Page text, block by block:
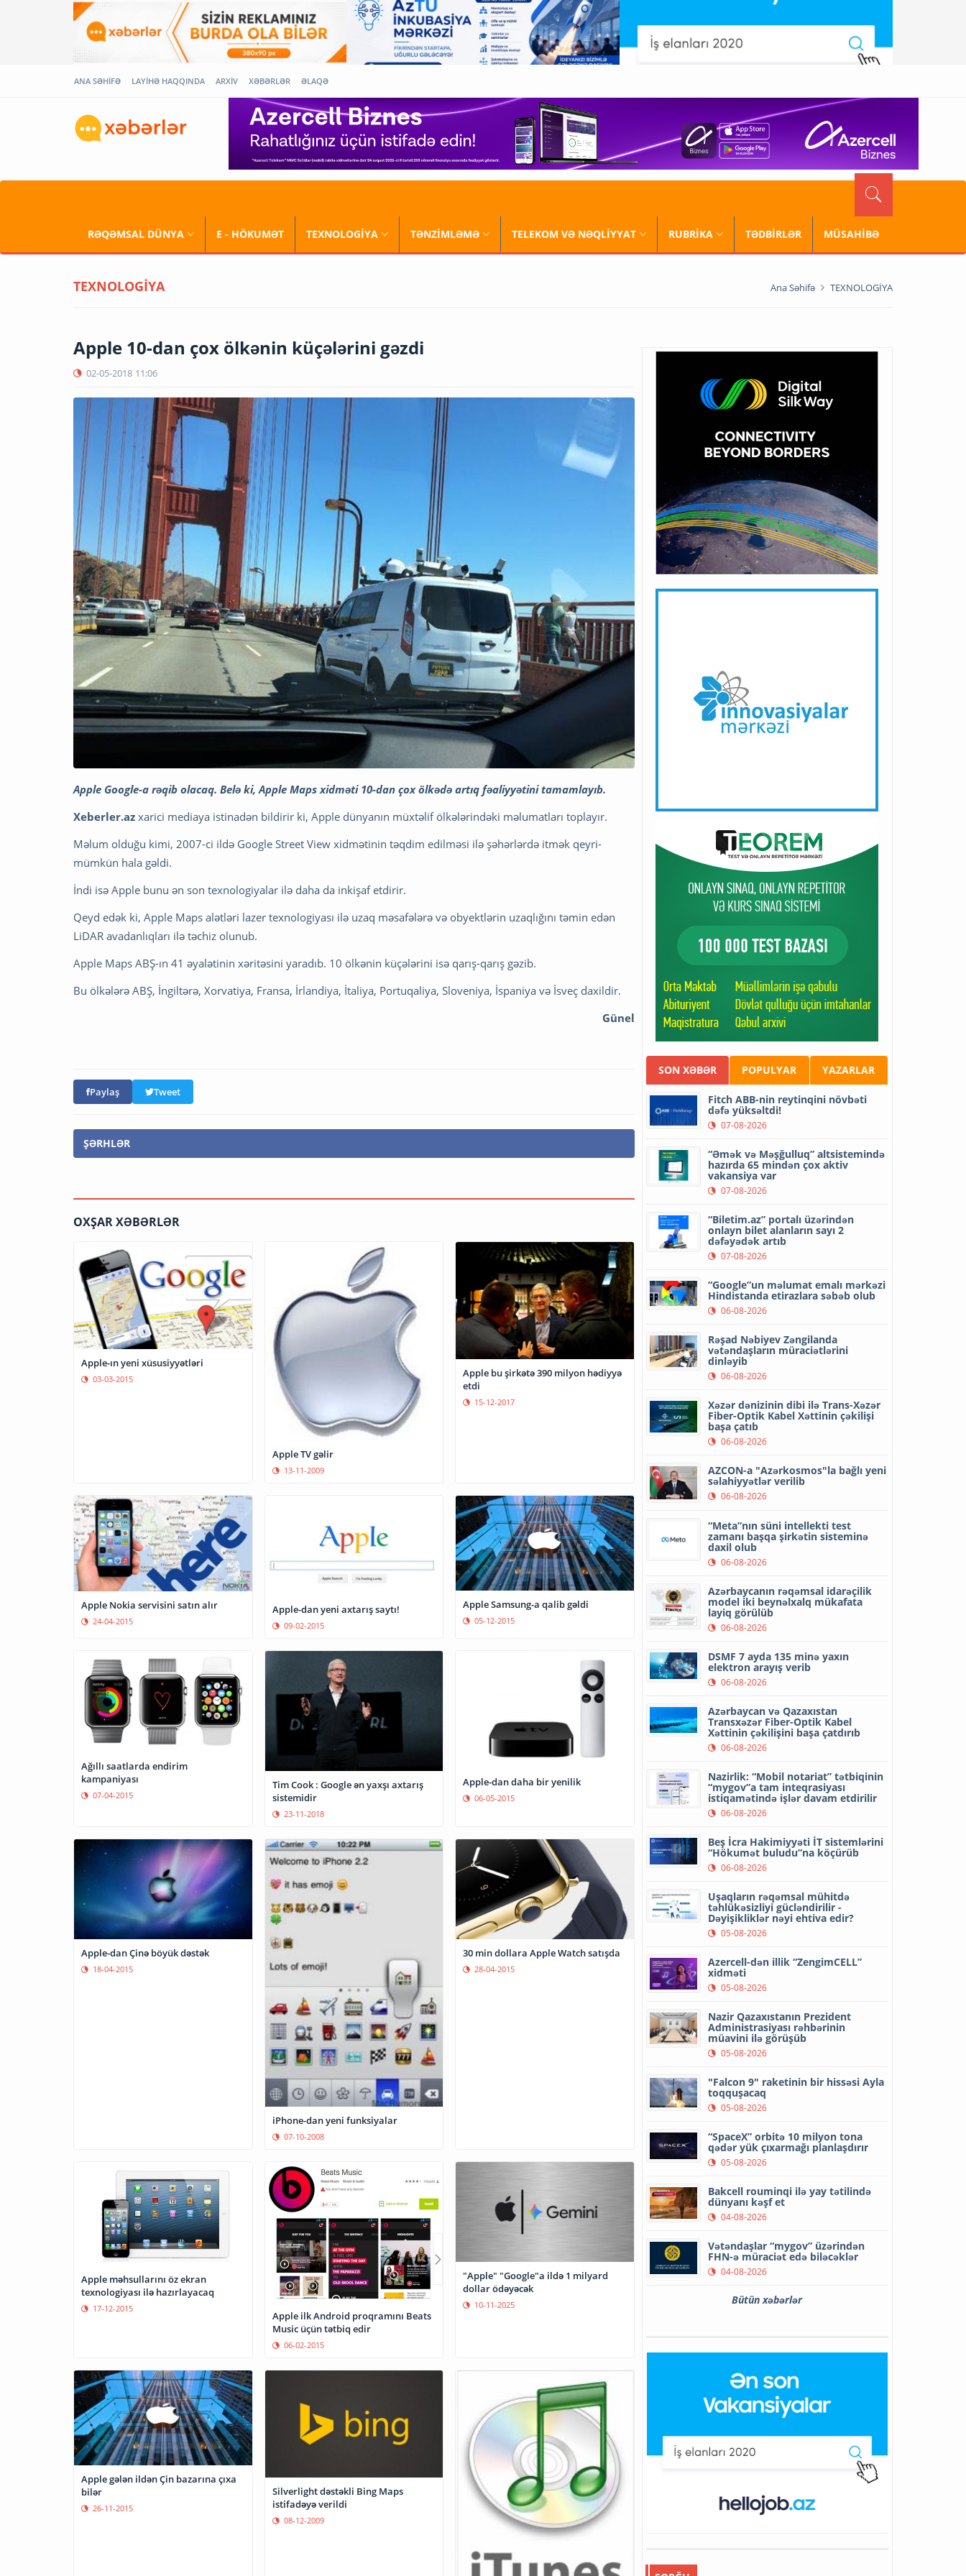
ANA SƏHİFƏ LAYİHƏ HAQQINDA ARXİV XƏBƏRLƏR ƏLAQƏ
RƏQƏMSAL DÜNYA E - HÖKUMƏT TEXNOLOGİYA TƏNZİMLƏMƏ TELEKOM VƏ NƏQLİYYAT RUBRİKA TƏDBİRLƏR MÜSAHİBƏ
TEXNOLOGİYA Ana Səhifə TEXNOLOGİYA
Apple 10-dan çox ölkənin küçələrini gəzdi
02-05-2018 11:06
Apple Google-a rəqib olacaq. Belə ki, Apple Maps xidməti 10-dan çox ölkədə artıq fəaliyyətini tamamlayıb.
Xeberler.az xarici mediaya istinadən bildirir ki, Apple dünyanın müxtəlif ölkələrindəki məlumatları toplayır.
Məlum olduğu kimi, 2007-ci ildə Google Street View xidmətinin təqdim edilməsi ilə şəhərlərdə itmək qeyri-
mümkün hala gəldi.
İndi isə Apple bunu ən son texnologiyalar ilə daha da inkişaf etdirir.
Qeyd edək ki, Apple Maps alətləri lazer texnologiyası ilə uzaq məsafələrə və obyektlərin uzaqlığını təmin edən
LiDAR avadanlıqları ilə təchiz olunub.
Apple Maps ABŞ-ın 41 əyalətinin xəritəsini yaradıb. 10 ölkənin küçələrini isə qarış-qarış gəzib.
Bu ölkələrə ABŞ, İngiltərə, Xorvatiya, Fransa, İrlandiya, İtaliya, Portuqaliya, Sloveniya, İspaniya və İsveç daxildir.
Günel
Paylaş Tweet
ŞƏRHLƏR
OXŞAR XƏBƏRLƏR
Apple-ın yeni xüsusiyyətləri
03-03-2015
Apple TV gəlir
13-11-2009
Apple bu şirkətə 390 milyon hədiyyə
etdi
15-12-2017
Apple Nokia servisini satın alır
24-04-2015
Apple-dan yeni axtarış saytı!
09-02-2015
Apple Samsung-a qalib gəldi
05-12-2015
Ağıllı saatlarda endirim
kampaniyası
07-04-2015
Tim Cook : Google ən yaxşı axtarış
sistemidir
23-11-2018
Apple-dan daha bir yenilik
06-05-2015
Apple-dan Çinə böyük dəstək
18-04-2015
iPhone-dan yeni funksiyalar
07-10-2008
30 min dollara Apple Watch satışda
28-04-2015
Apple məhsullarını öz ekran
texnologiyası ilə hazırlayacaq
17-12-2015
Apple ilk Android proqramını Beats
Music üçün tətbiq edir
06-02-2015
"Apple" "Google"a ildə 1 milyard
dollar ödəyəcək
10-11-2025
Apple gələn ildən Çin bazarına çıxa
bilər
26-11-2015
Silverlight dəstəkli Bing Maps
istifadəyə verildi
08-12-2009
SON XƏBƏR POPULYAR YAZARLAR
Fitch ABB-nin reytinqini növbəti
dəfə yüksəltdi!
07-08-2026
“Əmək və Məşğulluq” altsistemində
hazırda 65 mindən çox aktiv
vakansiya var
07-08-2026
“Biletim.az” portalı üzərindən
onlayn bilet alanların sayı 2
dəfəyədək artıb
07-08-2026
“Google”un məlumat emalı mərkəzi
Hindistanda etirazlara səbəb olub
06-08-2026
Rəşad Nəbiyev Zəngilanda
vətəndaşların müraciətlərini
dinləyib
06-08-2026
Xəzər dənizinin dibi ilə Trans-Xəzər
Fiber-Optik Kabel Xəttinin çəkilişi
başa çatıb
06-08-2026
AZCON-a "Azərkosmos"la bağlı yeni
səlahiyyətlər verilib
06-08-2026
“Meta”nın süni intellekti test
zamanı başqa şirkətin sisteminə
daxil olub
06-08-2026
Azərbaycanın rəqəmsal idarəçilik
model iki beynəlxalq mükafata
layiq görülüb
06-08-2026
DSMF 7 ayda 135 minə yaxın
elektron arayış verib
06-08-2026
Azərbaycan və Qazaxıstan
Transxəzər Fiber-Optik Kabel
Xəttinin çəkilişini başa çatdırıb
06-08-2026
Nazirlik: “Mobil notariat” tətbiqinin
“mygov”a tam inteqrasiyası
istiqamətində işlər davam etdirilir
06-08-2026
Beş İcra Hakimiyyəti İT sistemlərini
“Hökumət buludu”na köçürüb
06-08-2026
Uşaqların rəqəmsal mühitdə
təhlükəsizliyi gücləndirilir -
Dəyişikliklər nəyi ehtiva edir?
05-08-2026
Azercell-dən illik “ZengimCELL”
xidməti
05-08-2026
Nazir Qazaxıstanın Prezident
Administrasiyası rəhbərinin
müavini ilə görüşüb
05-08-2026
"Falcon 9" raketinin bir hissəsi Ayla
toqquşacaq
05-08-2026
“SpaceX” orbitə 10 milyon tona
qədər yük çıxarmağı planlaşdırır
05-08-2026
Bakcell rouminqi ilə yay tətilində
dünyanı kəşf et
04-08-2026
Vətəndaşlar “mygov” üzərindən
FHN-ə müraciət edə biləcəklər
04-08-2026
Bütün xəbərlər